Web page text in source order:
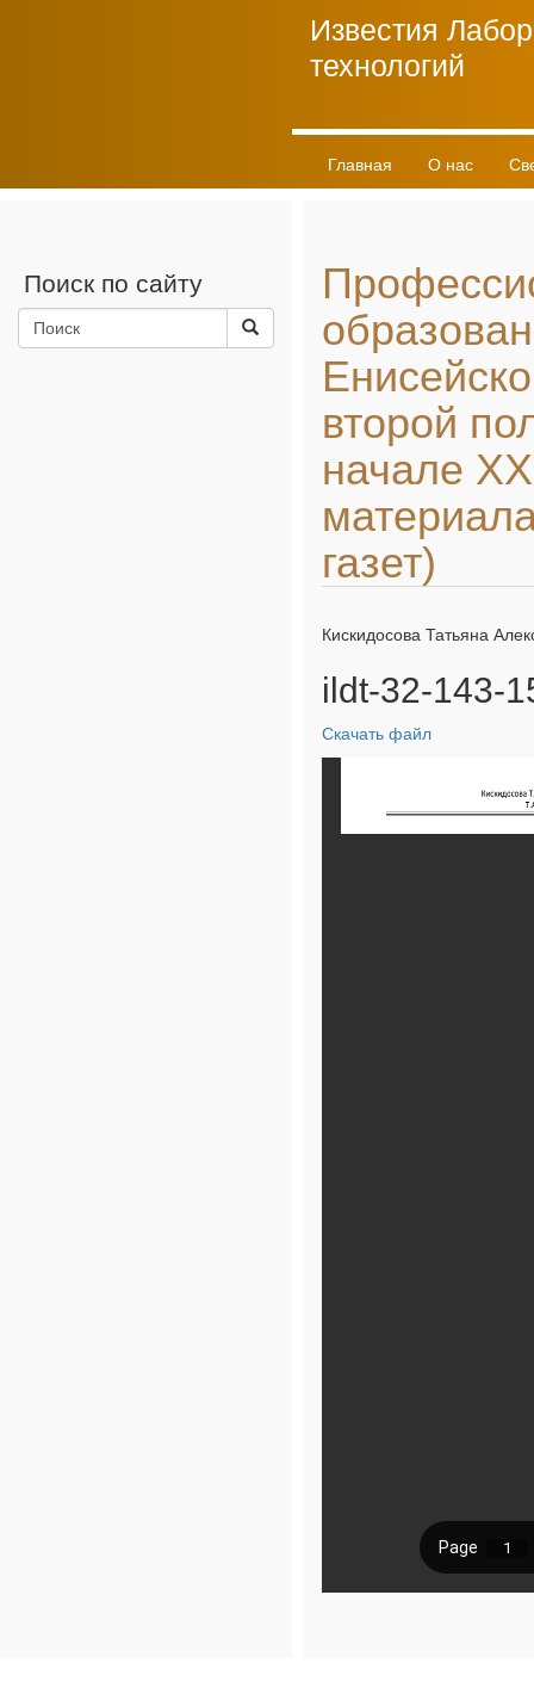
Известия
технологий
Главная О нас
Поиск по сайту
второй
начале
газет)
Кискидосова Татьяна
ildt-32-143-
Скачать файл